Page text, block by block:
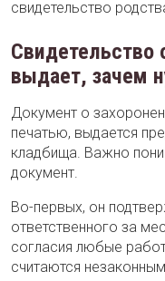
свидетельство
Свидетельство
выдает, зачем
Документ о
печатью, выдается
кладбища. Важно
документ.
Во-первых, он
ответственного за
согласия любые
считаются